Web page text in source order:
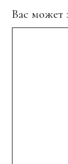
Вас может